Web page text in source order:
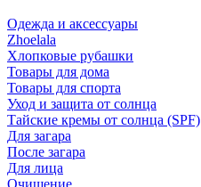
Одежда и аксессуары
Zhoelala
Хлопковые рубашки
Товары для дома
Товары для спорта
Уход и защита от солнца
Тайские кремы от солнца (SPF)
Для загара
После загара
Для лица
Очищение